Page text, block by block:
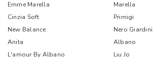
Emme Marella
Marella
Cinzia Soft
Primigi
New Balance
Nero Giardini
Anita
Albano
L'amour By Albano
Liu Jo